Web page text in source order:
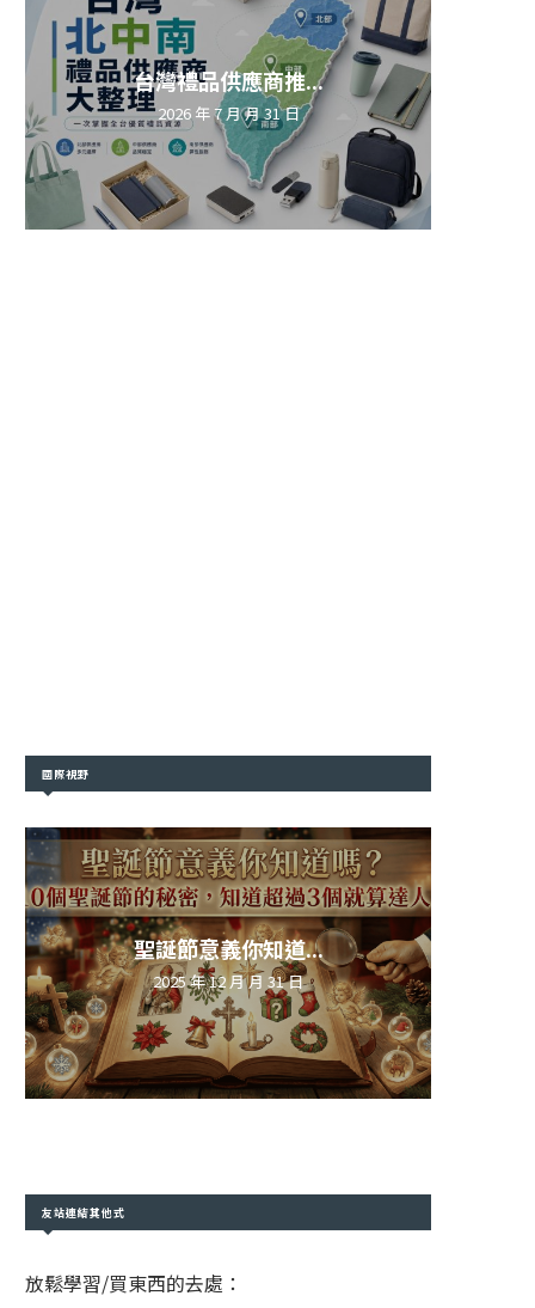
台灣禮品供應商推...
2026 年 7 月 月 31 日
國際視野
聖誕節意義你知道...
2025 年 12 月 月 31 日
友站連結其他式
放鬆學習/買東西的去處：